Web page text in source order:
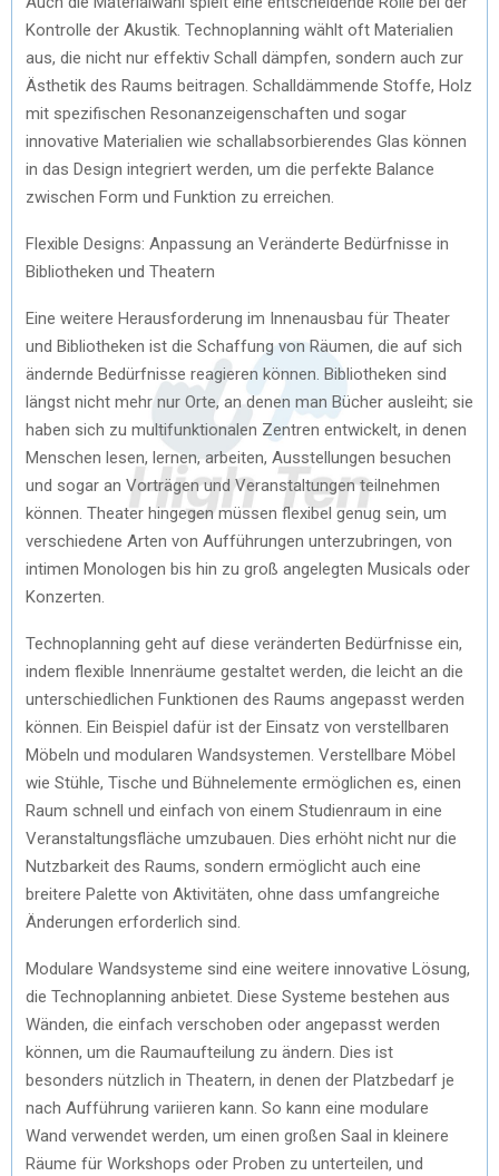
Kontrolle der Akustik. Technoplanning wählt oft Materialien
aus, die nicht nur effektiv Schall dämpfen, sondern auch zur
Ästhetik des Raums beitragen. Schalldämmende Stoffe, Holz
mit spezifischen Resonanzeigenschaften und sogar
innovative Materialien wie schallabsorbierendes Glas können
in das Design integriert werden, um die perfekte Balance
zwischen Form und Funktion zu erreichen.
Flexible Designs: Anpassung an Veränderte Bedürfnisse in
Bibliotheken und Theatern
Eine weitere Herausforderung im Innenausbau für Theater
und Bibliotheken ist die Schaffung von Räumen, die auf sich
ändernde Bedürfnisse reagieren können. Bibliotheken sind
längst nicht mehr nur Orte, an denen man Bücher ausleiht; sie
haben sich zu multifunktionalen Zentren entwickelt, in denen
Menschen lesen, lernen, arbeiten, Ausstellungen besuchen
und sogar an Vorträgen und Veranstaltungen teilnehmen
können. Theater hingegen müssen flexibel genug sein, um
verschiedene Arten von Aufführungen unterzubringen, von
intimen Monologen bis hin zu groß angelegten Musicals oder
Konzerten.
Technoplanning geht auf diese veränderten Bedürfnisse ein,
indem flexible Innenräume gestaltet werden, die leicht an die
unterschiedlichen Funktionen des Raums angepasst werden
können. Ein Beispiel dafür ist der Einsatz von verstellbaren
Möbeln und modularen Wandsystemen. Verstellbare Möbel
wie Stühle, Tische und Bühnelemente ermöglichen es, einen
Raum schnell und einfach von einem Studienraum in eine
Veranstaltungsfläche umzubauen. Dies erhöht nicht nur die
Nutzbarkeit des Raums, sondern ermöglicht auch eine
breitere Palette von Aktivitäten, ohne dass umfangreiche
Änderungen erforderlich sind.
Modulare Wandsysteme sind eine weitere innovative Lösung,
die Technoplanning anbietet. Diese Systeme bestehen aus
Wänden, die einfach verschoben oder angepasst werden
können, um die Raumaufteilung zu ändern. Dies ist
besonders nützlich in Theatern, in denen der Platzbedarf je
nach Aufführung variieren kann. So kann eine modulare
Wand verwendet werden, um einen großen Saal in kleinere
Räume für Workshops oder Proben zu unterteilen, und